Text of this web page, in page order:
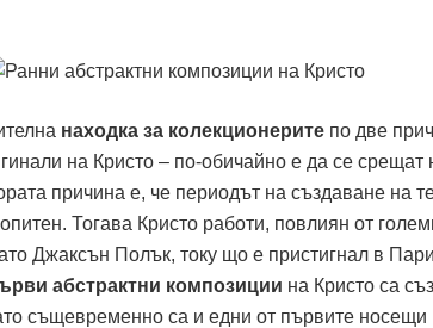
находка за колекционерите по две
на Кристо – по-обичайно е да се срещат
причина е, че периодът на създаване на
Тогава Кристо работи, повлиян от
Джаксън Полък, току що е пристигнал в
абстрактни композиции на Кристо са
същевременно са и едни от първите носещи